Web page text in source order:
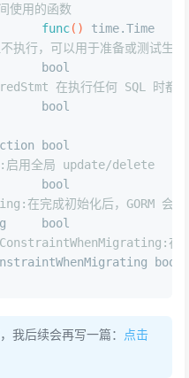
使用的函数
func()
time.Time
行，可以用于准备或测试生成
bool
在执行任何 SQL 时都
bool
bool
用全局 update/delete
bool
在完成初始化后，GORM 会
bool
在
bool
我后续会再写一篇：
点击